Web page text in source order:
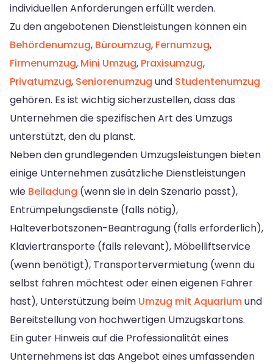
individuellen Anforderungen erfüllt werden.
Zu den angebotenen Dienstleistungen können ein
Behördenumzug, Büroumzug, Fernumzug,
Firmenumzug, Mini Umzug, Praxisumzug,
Privatumzug, Seniorenumzug und Studentenumzug
gehören. Es ist wichtig sicherzustellen, dass das
Unternehmen die spezifischen Art des Umzugs
unterstützt, den du planst.
Neben den grundlegenden Umzugsleistungen bieten
einige Unternehmen zusätzliche Dienstleistungen
wie Beiladung (wenn sie in dein Szenario passt),
Entrümpelungsdienste (falls nötig),
Halteverbotszonen-Beantragung (falls erforderlich),
Klaviertransporte (falls relevant), Möbelliftservice
(wenn benötigt), Transportervermietung (wenn du
selbst fahren möchtest oder einen eigenen Fahrer
hast), Unterstützung beim Umzug mit Aquariumund
Bereitstellung von hochwertigen Umzugskartons.
Ein guter Hinweis auf die Professionalität eines
Unternehmens ist das Angebot eines umfassenden